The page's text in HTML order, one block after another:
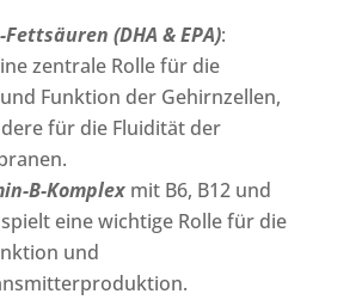
Fettsäuren (DHA & EPA):
zentrale Rolle für die
Funktion der Gehirnzellen,
für die Fluidität der
B-Komplexmit B6, B12 und
eine wichtige Rolle für die
und